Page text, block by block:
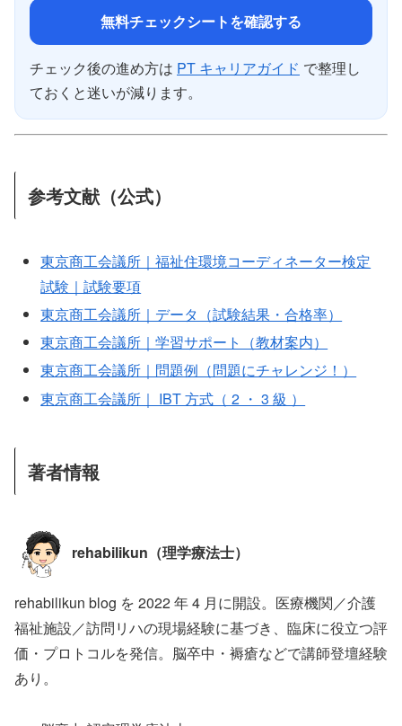
無料チェックシートを確認する
チェック後の進め方は PT キャリアガイド で整理し
ておくと迷いが減ります。
参考文献（公式）
東京商工会議所｜福祉住環境コーディネーター検定
試験｜試験要項
東京商工会議所｜データ（試験結果・合格率）
東京商工会議所｜学習サポート（教材案内）
東京商工会議所｜問題例（問題にチャレンジ！）
東京商工会議所｜ IBT 方式（ 2 ・ 3 級 ）
著者情報
rehabilikun（理学療法士）
rehabilikun blog を 2022 年 4 月に開設。医療機関／介護
福祉施設／訪問リハの現場経験に基づき、臨床に役立つ評
価・プロトコルを発信。脳卒中・褥瘡などで講師登壇経験
あり。